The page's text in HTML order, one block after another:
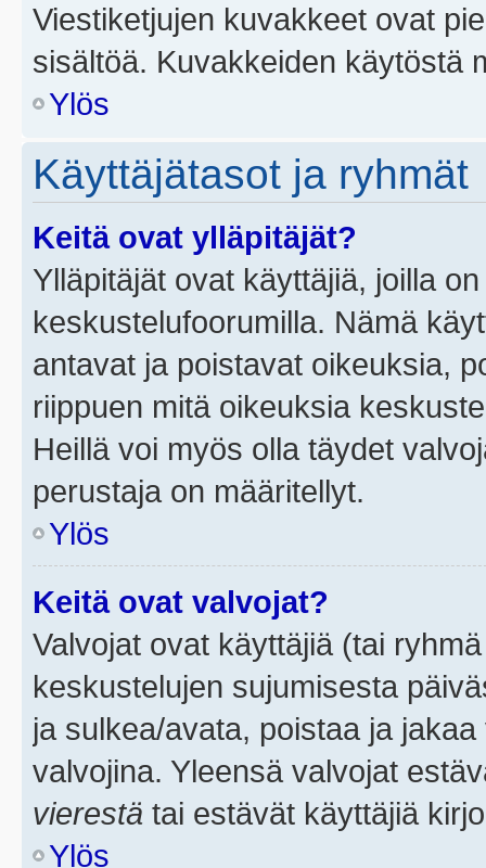
Viestiketjujen kuvakkeet ovat
sisältöä. Kuvakkeiden käytöstä
Ylös
Käyttäjätasot ja ryhmät
Keitä ovat ylläpitäjät?
Ylläpitäjät ovat käyttäjiä, joilla
keskustelufoorumilla. Nämä
antavat ja poistavat oikeuksia,
riippuen mitä oikeuksia
Heillä voi myös olla täydet
perustaja on määritellyt.
Ylös
Keitä ovat valvojat?
Valvojat ovat käyttäjiä (tai
keskustelujen sujumisesta
ja sulkea/avata, poistaa ja
valvojina. Yleensä valvojat
vierestä tai estävät käyttäjiä
Ylös